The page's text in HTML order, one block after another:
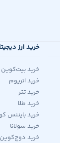
خرید ارز
خرید بیت‌کوین
خرید اتریوم
خرید تتر
خرید طلا
خرید بایننس
خرید سولانا
خرید دوج‌کوین